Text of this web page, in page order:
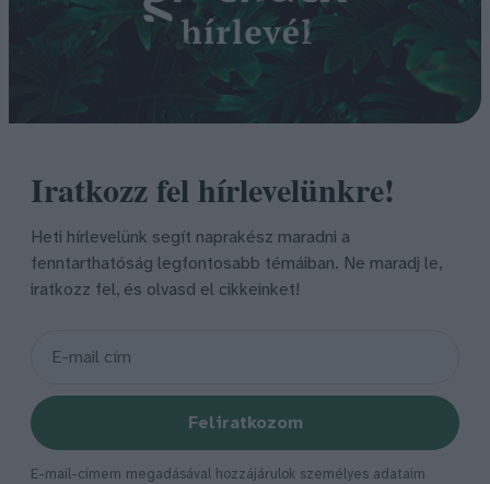
Iratkozz fel hírlevelünkre!
Heti hírlevelünk segít naprakész maradni a
fenntarthatóság legfontosabb témáiban. Ne maradj le,
iratkozz fel, és olvasd el cikkeinket!
Feliratkozom
E-mail-címem megadásával hozzájárulok személyes adataim